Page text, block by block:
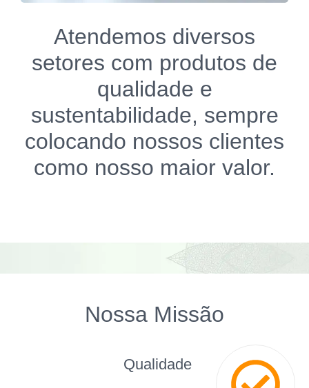
Atendemos diversos
setores com produtos de
qualidade e
sustentabilidade, sempre
colocando nossos clientes
como nosso maior valor.
Nossa Missão
Qualidade